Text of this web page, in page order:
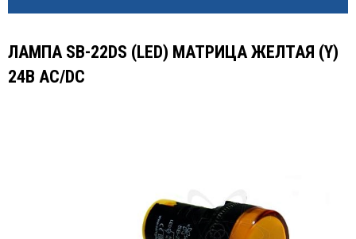
ЛАМПА SB-22DS (LED) МАТРИЦА ЖЕЛТАЯ (Y)
24В AC/DC